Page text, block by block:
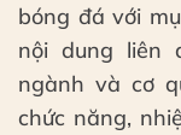
bóng đá với
nội dung liên
ngành và cơ
chức năng,